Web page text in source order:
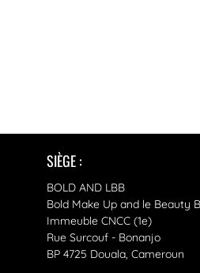
SIÈGE :
BOLD AND LBB
Bold Make Up and le Beauty
Immeuble CNCC (1e)
Rue Surcouf - Bonanjo
BP 4725 Douala, Cameroun